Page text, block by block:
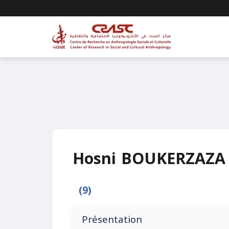
Hosni BOUKERZAZA
(9)
Présentation